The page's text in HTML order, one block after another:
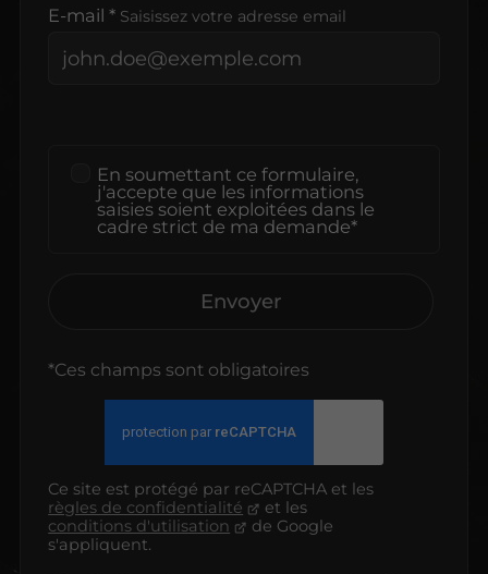
E-mail * Saisissez votre adresse email
En soumettant ce formulaire,
j'accepte que les informations
saisies soient exploitées dans le
cadre strict de ma demande*
Envoyer
*Ces champs sont obligatoires
Ce site est protégé par reCAPTCHA et les
règles de confidentialité
et les
conditions d'utilisation
de Google
s'appliquent.